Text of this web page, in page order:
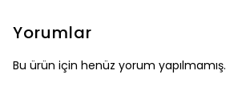
Yorumlar
Bu ürün için henüz yorum yapılmamış.